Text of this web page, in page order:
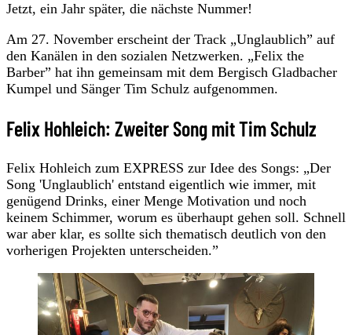
Jetzt, ein Jahr später, die nächste Nummer!
Am 27. November erscheint der Track „Unglaublich” auf
den Kanälen in den sozialen Netzwerken. „Felix the
Barber” hat ihn gemeinsam mit dem Bergisch Gladbacher
Kumpel und Sänger Tim Schulz aufgenommen.
Felix Hohleich: Zweiter Song mit Tim Schulz
Felix Hohleich zum EXPRESS zur Idee des Songs: „Der
Song 'Unglaublich' entstand eigentlich wie immer, mit
genügend Drinks, einer Menge Motivation und noch
keinem Schimmer, worum es überhaupt gehen soll. Schnell
war aber klar, es sollte sich thematisch deutlich von den
vorherigen Projekten unterscheiden.”